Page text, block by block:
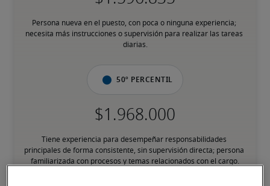
Persona nueva en el puesto, con poca o ninguna experiencia;
necesita más instrucciones o supervisión para realizar las tareas
diarias.
50º percentil
Tiene experiencia para desempeñar responsabilidades
principales de forma consistente, sin supervisión directa; persona
familiarizada con procesos y temas relacionados con el cargo.